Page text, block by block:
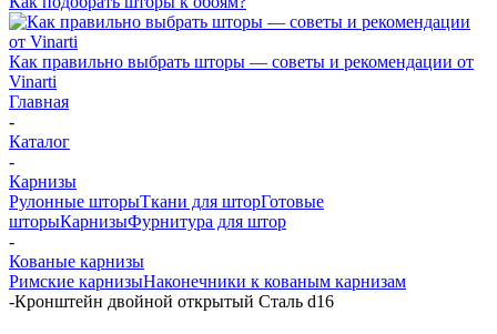
Как правильно выбрать шторы — советы и рекомендации от
Vinarti
Главная
-
Каталог
-
Карнизы
Рулонные шторыТкани для шторГотовые
шторыКарнизыФурнитура для штор
-
Кованые карнизы
Римские карнизыНаконечники к кованым карнизам
-Кронштейн двойной открытый Сталь d16